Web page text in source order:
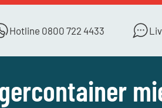
Hotline 0800 722 4433